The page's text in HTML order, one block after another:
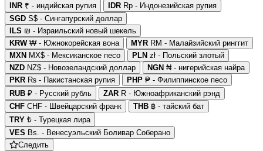
INR ₹ - индийская рупия IDR Rp - Индонезийская рупия
SGD S$ - Сингапурский доллар
ILS ₪ - Израильский новый шекель
KRW₩ - Южнокорейская вона MYR RM - Малайзийский ринггит
MXN MX$ - Мексиканское песо PLN zł - Польский злотый
NZD NZ$ - Новозеландский доллар NGN ₦ - нигерийская найра
PKR ₨ - Пакистанская рупия PHP ₱ - Филиппинское песо
RUB ₽ - Русский рубль ZAR R - Южноафриканский рэнд
CHF CHF - Швейцарский франк THB ฿ - тайский бат
TRY ₺ - Турецкая лира
VES Bs. - Венесуэльский Боливар Соберано
Следить